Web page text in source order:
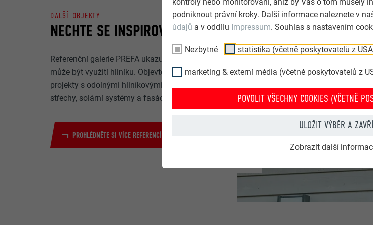
podniknout právní kroky. Další informace naleznete v
údajů a v oddílu Impressum. Souhlas s nastavením
Nezbytné statistika (včetně poskytovatelů z
marketing & externí média (včetně poskytovatelů z
POVOLIT VŠECHNY COOKIES (VČETNĚ
ULOŽIT VÝBĚR A
Zobrazit další
NECHTE SE INSPIROVAT
DALŠÍ OBJEKTY
Referenční galerie PREFA ukazuje, jak všestranné
může být využití hliníku. Objevte další působivé
projekty s odolnými hliníkovými řešeními PREFA pro
střechy, solární systémy a fasády.
PROHLÉDNĚTE SI VÍCE REFERENCÍ